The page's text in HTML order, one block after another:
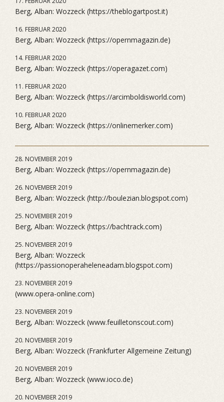
Berg, Alban: Wozzeck (https://theblogartpost.it)
16. FEBRUAR 2020
Berg, Alban: Wozzeck (https://opernmagazin.de)
14. FEBRUAR 2020
Berg, Alban: Wozzeck (https://operagazet.com)
11. FEBRUAR 2020
Berg, Alban: Wozzeck (https://arcimboldisworld.com)
10. FEBRUAR 2020
Berg, Alban: Wozzeck (https://onlinemerker.com)
28. NOVEMBER 2019
Berg, Alban: Wozzeck (https://opernmagazin.de)
26. NOVEMBER 2019
Berg, Alban: Wozzeck (http://boulezian.blogspot.com)
25. NOVEMBER 2019
Berg, Alban: Wozzeck (https://bachtrack.com)
25. NOVEMBER 2019
Berg, Alban: Wozzeck
(https://passionoperaheleneadam.blogspot.com)
23. NOVEMBER 2019
(www.opera-online.com)
23. NOVEMBER 2019
Berg, Alban: Wozzeck (www.feuilletonscout.com)
20. NOVEMBER 2019
Berg, Alban: Wozzeck (Frankfurter Allgemeine Zeitung)
20. NOVEMBER 2019
Berg, Alban: Wozzeck (www.ioco.de)
20. NOVEMBER 2019